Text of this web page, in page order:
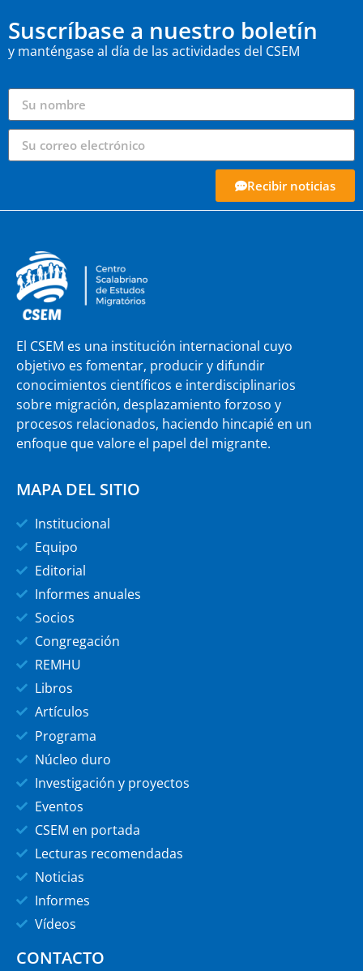
Suscríbase a nuestro boletín
y manténgase al día de las actividades del CSEM
Recibir noticias
El CSEM es una institución internacional cuyo
objetivo es fomentar, producir y difundir
conocimientos científicos e interdisciplinarios
sobre migración, desplazamiento forzoso y
procesos relacionados, haciendo hincapié en un
enfoque que valore el papel del migrante.
MAPA DEL SITIO
Institucional
Equipo
Editorial
Informes anuales
Socios
Congregación
REMHU
Libros
Artículos
Programa
Núcleo duro
Investigación y proyectos
Eventos
CSEM en portada
Lecturas recomendadas
Noticias
Informes
Vídeos
CONTACTO